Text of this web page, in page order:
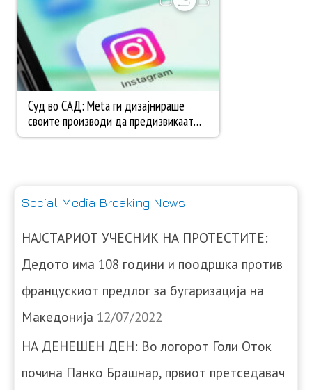
Social Media Breaking News
НАЈСТАРИОТ УЧЕСНИК НА ПРОТЕСТИТЕ:
Дедото има 108 години и поодршка против
францускиот предлог за бугаризација на
Македонија 12/07/2022
НА ДЕНЕШЕН ДЕН: Во логорот Голи Оток
почина Панко Брашнар, првиот претседавач